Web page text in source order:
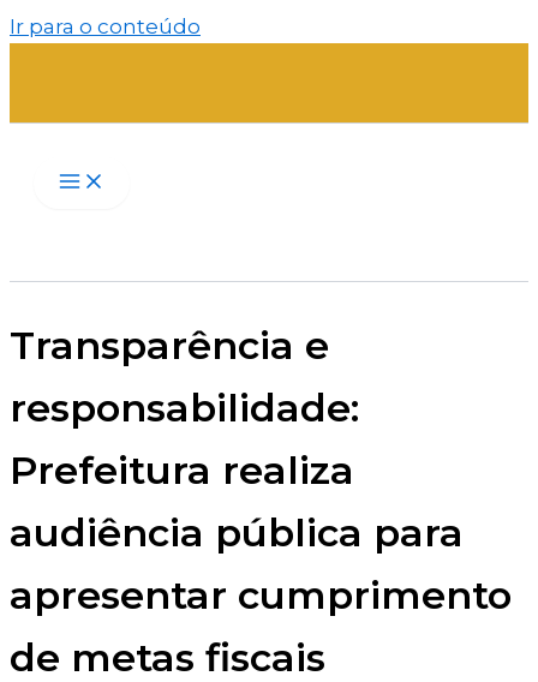
Ir para o conteúdo
Transparência e
responsabilidade:
Prefeitura realiza
audiência pública para
apresentar cumprimento
de metas fiscais